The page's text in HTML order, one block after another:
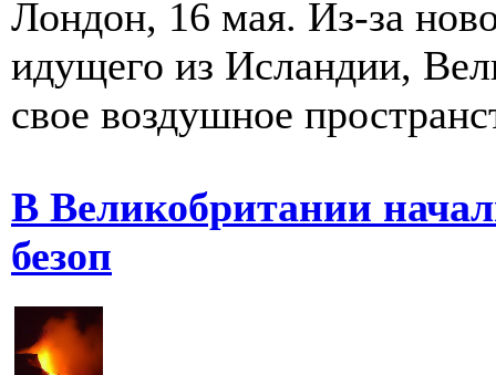
Лондон, 16 мая. Из-за
идущего из Исландии,
свое воздушное
В Великобритании
безоп